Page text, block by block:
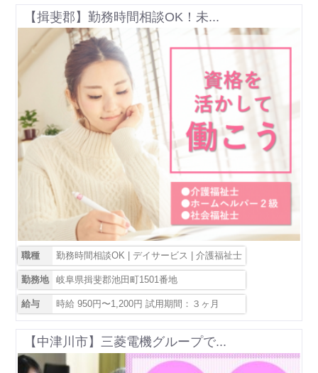
【揖斐郡】勤務時間相談OK！未...
職種 勤務時間相談OK | デイサービス | 介護福祉士
勤務地 岐阜県揖斐郡池田町1501番地
給与 時給 950円〜1,200円 試用期間：３ヶ月
【中津川市】三菱電機グループで...